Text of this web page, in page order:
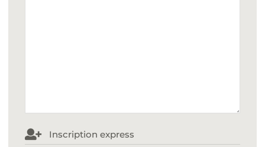
Inscription express